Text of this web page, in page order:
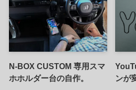
N-BOX CUSTOM 専用スマ
ホホルダー台の自作。
ンが